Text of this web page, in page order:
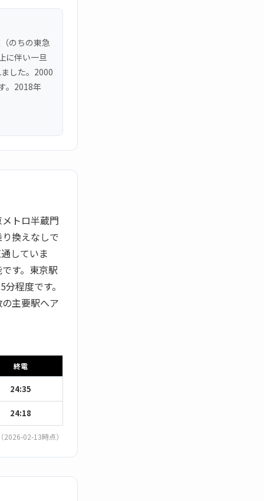
のちの東急
に伴い一旦
した。2000
。2018年
トロ半蔵門
換えなしで
していま
す。東京駅
程度です。
主要駅へア
終電
24:35
24:18
2026-02-13時点）